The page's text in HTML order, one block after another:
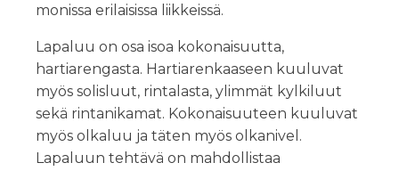
monissa erilaisissa liikkeissä.
Lapaluu on osa isoa kokonaisuutta,
hartiarengasta. Hartiarenkaaseen kuuluvat
myös solisluut, rintalasta, ylimmät kylkiluut
sekä rintanikamat. Kokonaisuuteen kuuluvat
myös olkaluu ja täten myös olkanivel.
Lapaluun tehtävä on mahdollistaa